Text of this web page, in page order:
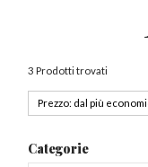
3 Prodotti trovati
Categorie